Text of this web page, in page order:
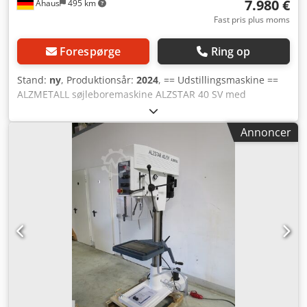
Ahaus 495 km 7.980 €
Fast pris plus moms
Forespørge Ring op
Stand: ny, Produktionsår: 2024, == Udstillingsmaskine ==
ALZMETALL søjleboremaskine ALZSTAR 40 SV med
køleudstyr B (option 25) (består af separat beholder (33 l),
pumpe med motorsikringsafbryder, komplet armatur) og
LED-maskinlampe Standardudstyr: Nødstop-knap,
omskifter for højre-/venstreløb, motorsikringsafbryder
Trinløs hastighedsregulering, digital omdrejningstæller,
overbelastningssikring af fremføring, kapslingsklasse IP54,
tilslutningsstik Spindelbeskyttelse med elektrisk sikring
Tekniske data: Coded Hy Elepfx Agroha Borekapacitet stål
E335 (St 60) 40 mm Gevindskæring: Stål E335 (St 60) M 24
Støbegods EN-GJL-200 (GG20) M 30 Kort spindel MK 3
Spindelslag 120 mm Udhæng 293 mm Søjlens diameter
115 mm Maskinbord, anvendeligt areal 514 x 360 mm T-
noter, antal x bredde x afstand 2 x 14 x 224 mm Afstand
spindel-bord min./max. 117/701 mm Fremføring 0,10 +
Annoncer